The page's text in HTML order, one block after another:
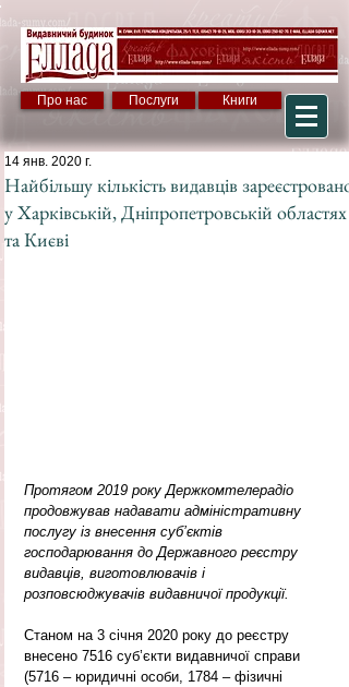
Про нас Послуги Книги
Найбільшу кількість видавців зареєстровано
у Харківській, Дніпропетровській областях
та Києві
14 янв. 2020 г.
Протягом 2019 року Держкомтелерадіо
продовжував надавати адміністративну
послугу із внесення суб’єктів
господарювання до Державного реєстру
видавців, виготовлювачів і
розповсюджувачів видавничої продукції.
Станом на 3 січня 2020 року до реєстру
внесено 7516 суб’єкти видавничої справи
(5716 – юридичні особи, 1784 – фізичні